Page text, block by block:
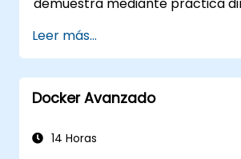
Kubernetes con Rancher.
Leer más...
Docker Avanzado
14 Horas